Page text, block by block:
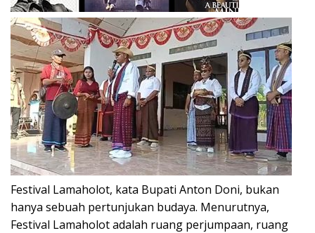
Festival Lamaholot, kata Bupati Anton Doni, bukan
hanya sebuah pertunjukan budaya. Menurutnya,
Festival Lamaholot adalah ruang perjumpaan, ruang